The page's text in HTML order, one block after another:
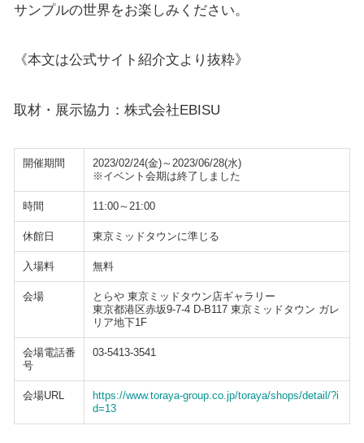
サンプルの世界をお楽しみください。
《本文は公式サイト紹介文より抜粋》
取材・展示協力：株式会社EBISU
開催期間
2023/02/24(金)～2023/06/28(水)
※イベント会期は終了しました
時間 11:00～21:00
休館日 東京ミッドタウンに準じる
入場料 無料
会場
とらや 東京ミッドタウン店ギャラリー
東京都港区赤坂9-7-4 D-B117 東京ミッドタウン ガレ
リア地下1F
会場電話番
号
03-5413-3541
会場URL
https://www.toraya-group.co.jp/toraya/shops/detail/?i
d=13